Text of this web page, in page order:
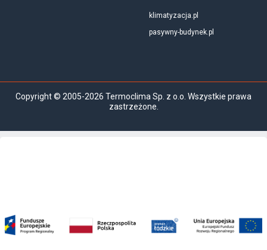
klimatyzacja.pl
pasywny-budynek.pl
Copyright © 2005-2026 Termoclima Sp. z o.o. Wszystkie prawa
zastrzeżone.